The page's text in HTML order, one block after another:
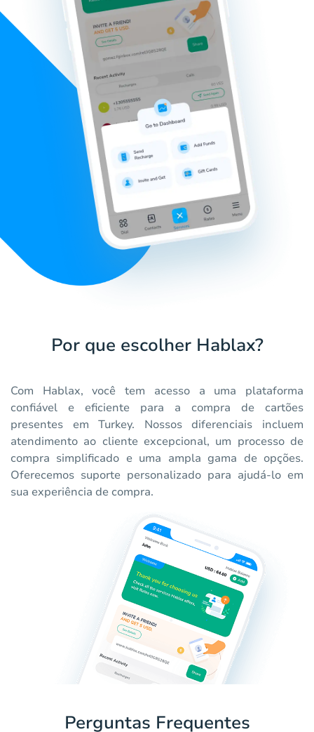
Por que escolher Hablax?
Com Hablax, você tem acesso a uma plataforma
confiável e eficiente para a compra de cartões
presentes em Turkey. Nossos diferenciais incluem
atendimento ao cliente excepcional, um processo de
compra simplificado e uma ampla gama de opções.
Oferecemos suporte personalizado para ajudá-lo em
sua experiência de compra.
Perguntas Frequentes